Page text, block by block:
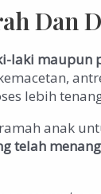
Dan
laki maupun
lebih
anak
telah